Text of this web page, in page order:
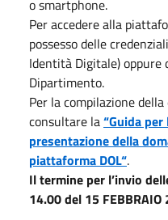
o smartphone.
Per accedere alla
possesso delle credenziali
Identità Digitale) oppure
Dipartimento.
Per la compilazione
consultare la“Guida
presentazione della
piattaforma DOL“.
Il termine per l’invio
14.00 del 15 FEBBRAIO